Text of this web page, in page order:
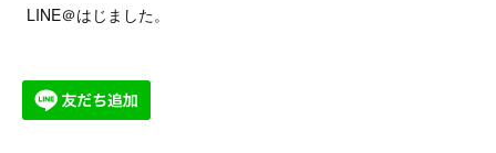
LINE＠はじました。